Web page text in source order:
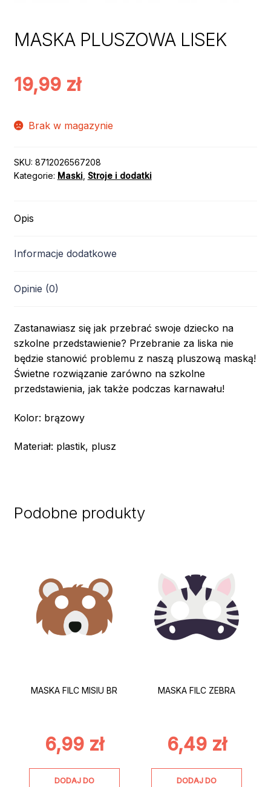
MASKA PLUSZOWA LISEK
19,99 zł
Brak w magazynie
SKU: 8712026567208
Kategorie: Maski, Stroje i dodatki
Opis
Informacje dodatkowe
Opinie (0)
Zastanawiasz się jak przebrać swoje dziecko na
szkolne przedstawienie? Przebranie za liska nie
będzie stanowić problemu z naszą pluszową maską!
Świetne rozwiązanie zarówno na szkolne
przedstawienia, jak także podczas karnawału!
Kolor: brązowy
Materiał: plastik, plusz
Podobne produkty
MASKA FILC MISIU BR
6,99 zł
DODAJ DO
MASKA FILC ZEBRA
6,49 zł
DODAJ DO